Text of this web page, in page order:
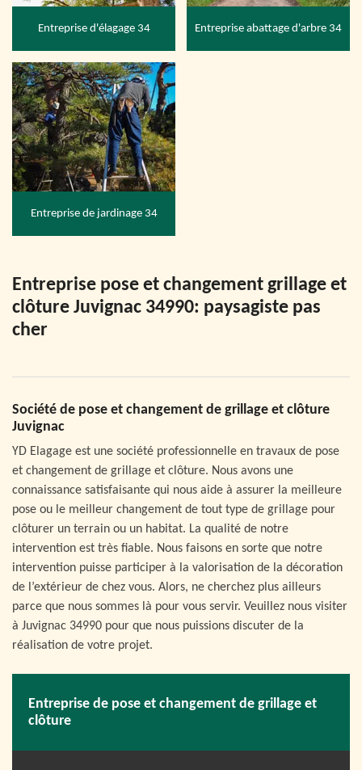
Entreprise d'élagage 34 Entreprise abattage d'arbre 34
Entreprise de jardinage 34
Entreprise pose et changement grillage et
clôture Juvignac 34990: paysagiste pas
cher
Société de pose et changement de grillage et clôture
Juvignac
YD Elagage est une société professionnelle en travaux de pose
et changement de grillage et clôture. Nous avons une
connaissance satisfaisante qui nous aide à assurer la meilleure
pose ou le meilleur changement de tout type de grillage pour
clôturer un terrain ou un habitat. La qualité de notre
intervention est très fiable. Nous faisons en sorte que notre
intervention puisse participer à la valorisation de la décoration
de l’extérieur de chez vous. Alors, ne cherchez plus ailleurs
parce que nous sommes là pour vous servir. Veuillez nous visiter
à Juvignac 34990 pour que nous puissions discuter de la
réalisation de votre projet.
Entreprise de pose et changement de grillage et
clôture